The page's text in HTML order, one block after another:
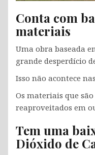
Conta com
materiais
Uma obra baseada
grande desperdício
Isso não acontece
Os materiais que
reaproveitados em
Tem uma
Dióxido de